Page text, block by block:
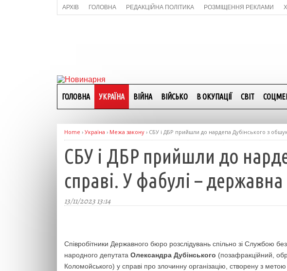
АРХІВ ГОЛОВНА РЕДАКЦІЙНА ПОЛІТИКА РОЗМІЩЕННЯ РЕКЛАМИ
ГОЛОВНА УКРАЇНА ВІЙНА ВІЙСЬКО В ОКУПАЦІЇ СВІТ
Home › Україна › Межа закону › СБУ і ДБР прийшли до нардепа Дубінського з
СБУ і ДБР прийшли до
справі. У фабулі –
13/11/2023 13:14
Співробітники Державного бюро розслідувань спільно зі Службою
народного депутата Олександра Дубінського (позафракційний,
Коломойського) у справі про злочинну організацію, створену з метою